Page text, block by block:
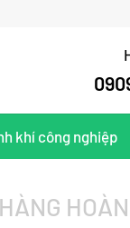
khí công nghiệp